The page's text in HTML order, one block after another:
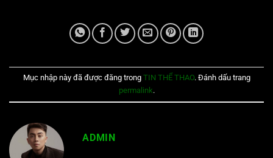
Mục nhập này đã được đăng trong TIN THỂ THAO. Đánh dấu trang
permalink.
ADMIN